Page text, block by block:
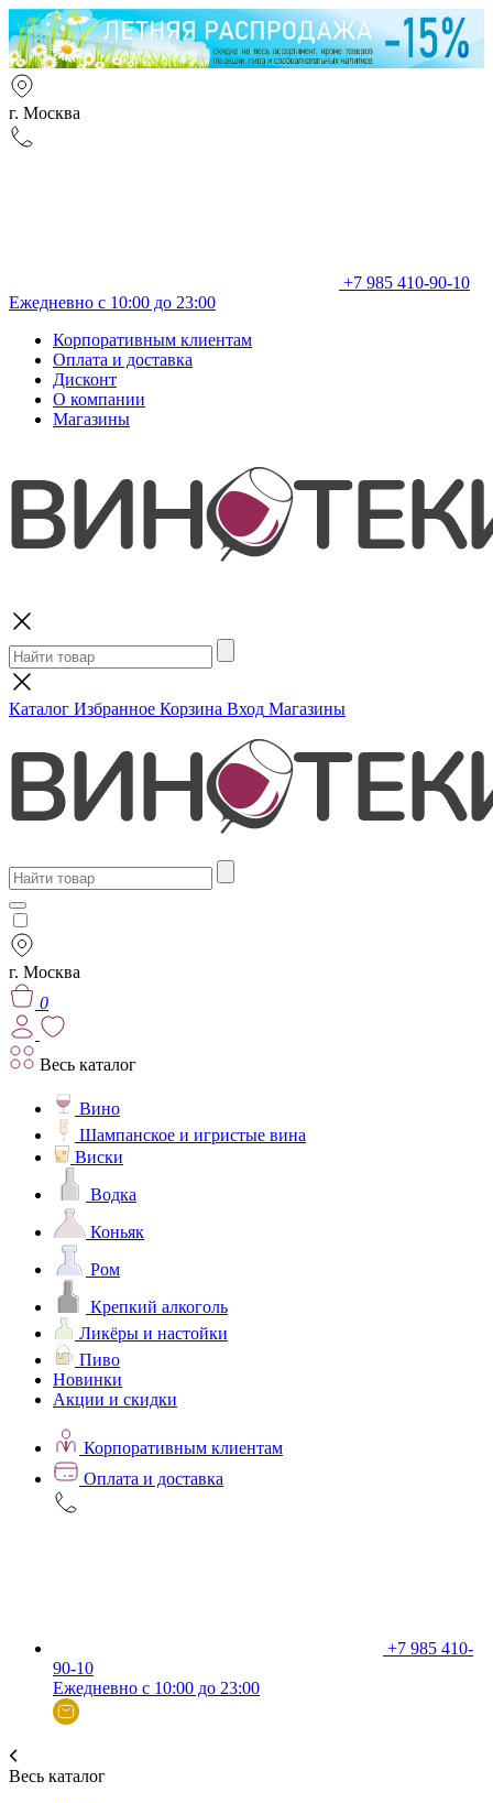
г. Москва
+7 985 410-90-10
Ежедневно с 10:00 до 23:00
Корпоративным клиентам
Оплата и доставка
Дисконт
О компании
Магазины
Каталог Избранное Корзина Вход Магазины
г. Москва
0
Весь каталог
Вино
Шампанское и игристые вина
Виски
Водка
Коньяк
Ром
Крепкий алкоголь
Ликёры и настойки
Пиво
Новинки
Акции и скидки
Корпоративным клиентам
Оплата и доставка
+7 985 410-
90-10
Ежедневно с 10:00 до 23:00
Весь каталог